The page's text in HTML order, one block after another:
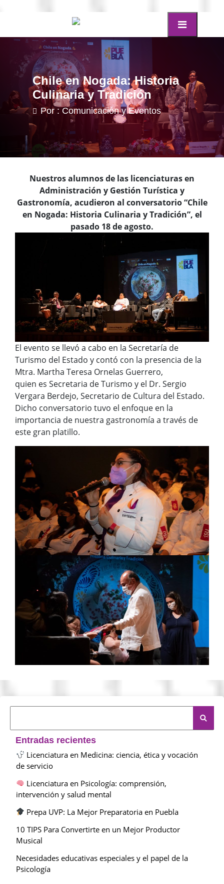
Chile en Nogada: Historia
Culinaria y Tradición
Por : Comunicación y Eventos
Nuestros alumnos de las licenciaturas en
Administración y Gestión Turística y
Gastronomía, acudieron al conversatorio “Chile
en Nogada: Historia Culinaria y Tradición”, el
pasado 18 de agosto.
El evento se llevó a cabo en la Secretaría de
Turismo del Estado y contó con la presencia de la
Mtra. Martha Teresa Ornelas Guerrero,
quien es Secretaria de Turismo y el Dr. Sergio
Vergara Berdejo, Secretario de Cultura del Estado.
Dicho conversatorio tuvo el enfoque en la
importancia de nuestra gastronomía a través de
este gran platillo.
Entradas recientes
Licenciatura en Medicina: ciencia, ética y vocación
de servicio
Licenciatura en Psicología: comprensión,
intervención y salud mental
Prepa UVP: La Mejor Preparatoria en Puebla
10 TIPS Para Convertirte en un Mejor Productor
Musical
Necesidades educativas especiales y el papel de la
Psicología